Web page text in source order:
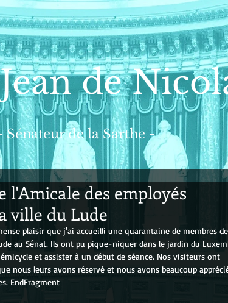
de
Sénateur de la Sarthe -
l'Amicale des employés
ville du Lude
plaisir que j'ai accueilli une quarantaine de membres
au Sénat. Ils ont pu pique-niquer dans le jardin du
et assister à un début de séance. Nos visiteurs ont
nous leurs avons réservé et nous avons beaucoup
EndFragment